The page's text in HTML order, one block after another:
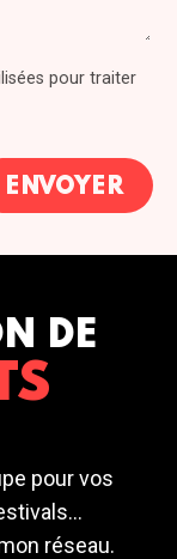
pour traiter
DE
pour vos
réseau.